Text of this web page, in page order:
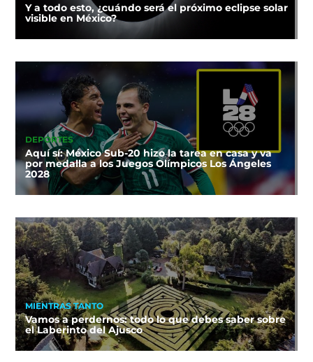
Y a todo esto, ¿cuándo será el próximo eclipse solar
visible en México?
DEPORTES
Aquí sí: México Sub-20 hizo la tarea en casa y va
por medalla a los Juegos Olímpicos Los Ángeles
2028
MIENTRAS TANTO
Vamos a perdernos: todo lo que debes saber sobre
el Laberinto del Ajusco